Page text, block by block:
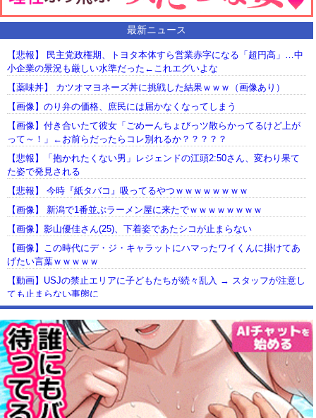
最新ニュース
【悲報】 民主党政権期、トヨタ本体すら営業赤字になる「超円高」…中
小企業の景況も厳しい水準だった←これエグいよな
【薬味丼】 カツオマヨネーズ丼に挑戦した結果ｗｗｗ（画像あり）
【画像】のり弁の価格、庶民には届かなくなってしまう
【画像】付き合いたて彼女「ごめーんちょびっツ散らかってるけど上が
って～！」←お前らだったらコレ別れるか？？？？？
【悲報】「抱かれたくない男」レジェンドの江頭2:50さん、変わり果て
た姿で発見される
【悲報】 今時『紙タバコ』吸ってるやつｗｗｗｗｗｗｗｗ
【画像】 新潟で1番並ぶラーメン屋に来たでｗｗｗｗｗｗｗｗ
【画像】影山優佳さん(25)、下着姿であたシコが止まらない
【画像】この時代にデ・ジ・キャラットにハマったワイくんに掛けてあ
げたい言葉ｗｗｗｗｗ
【動画】USJの禁止エリアに子どもたちが続々乱入 → スタッフが注意し
ても止まらない事態に
Powered by livedoor 相互RSS